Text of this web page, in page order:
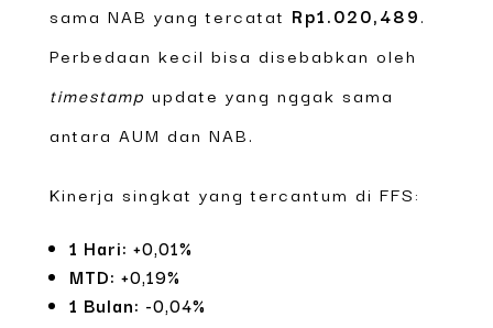
sama NAB yang tercatat Rp1.020,489.
Perbedaan kecil bisa disebabkan oleh
timestamp update yang nggak sama
antara AUM dan NAB.
Kinerja singkat yang tercantum di FFS:
1 Hari: +0,01%
MTD: +0,19%
1 Bulan: -0,04%